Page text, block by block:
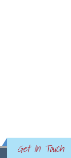
Get In Touch